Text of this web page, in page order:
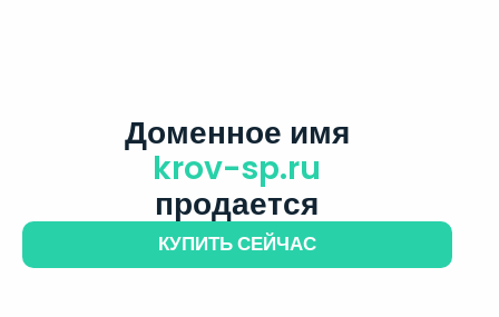
Доменное имя
krov-sp.ru
продается
КУПИТЬ СЕЙЧАС